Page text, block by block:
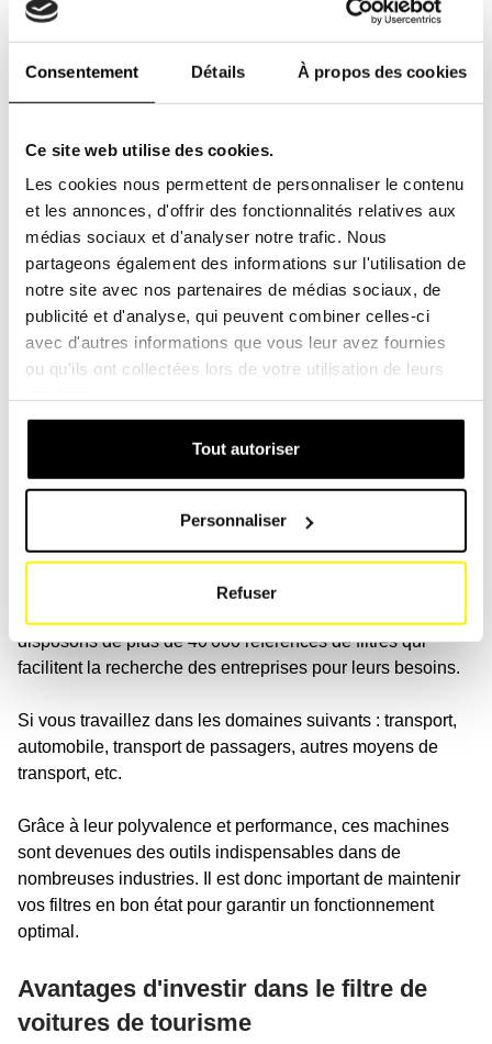
Consentement Détails À propos des cookies
Ce site web utilise des cookies.
Les cookies nous permettent de personnaliser le contenu
et les annonces, d'offrir des fonctionnalités relatives aux
médias sociaux et d'analyser notre trafic. Nous
partageons également des informations sur l'utilisation de
notre site avec nos partenaires de médias sociaux, de
publicité et d'analyse, qui peuvent combiner celles-ci
avec d'autres informations que vous leur avez fournies
ou qu'ils ont collectées lors de votre utilisation de leurs
Tout autoriser
Personnaliser
Refuser
remplacés, une filtration efficace et des performances
optimales du véhicule seront garanties. Vous trouverez la
meilleure solution de filtration pour vos véhicules chez SF
filter.(Lien).
Recherchez la marque pour vos
véhicules
Faites confiance à la qualité et à notre fiabilité. Nous
avons non seulement des filtres d'origine pour toutes les
marques possibles, telles que Peugeot, Renault,BMW,
Mercedes-Benz, Audi, Volkswagen, Ford, Toyota, Porsche,
Nissan, Honda, etc., mais vous pouvez également choisir
les filtres équivalents de marque SF filter.
Avec nous, vous pouvez être sûr de compter sur la plus
haute qualité, les meilleurs conseils et une livraison
Systèmes de filtration pour toutes les
applications de voitures de tourisme
disposons de plus de 40'000 références de filtres qui
facilitent la recherche des entreprises pour leurs besoins.
Si vous travaillez dans les domaines suivants : transport,
automobile, transport de passagers, autres moyens de
transport, etc.
Grâce à leur polyvalence et performance, ces machines
sont devenues des outils indispensables dans de
nombreuses industries. Il est donc important de maintenir
vos filtres en bon état pour garantir un fonctionnement
optimal.
Avantages d'investir dans le filtre de
voitures de tourisme